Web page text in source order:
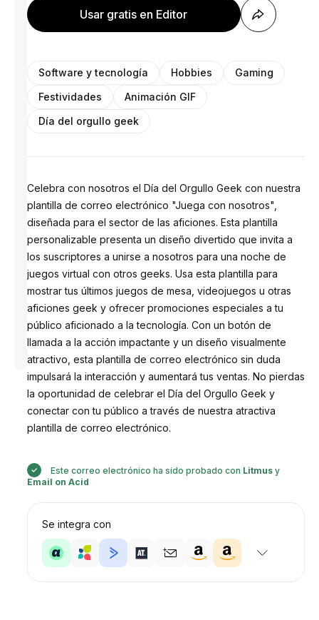
Diseñado
por
Usar gratis en Editor
Software y tecnología Hobbies
Gaming
Festividades
Animación GIF
Día del orgullo geek
Celebra con nosotros el Día del Orgullo Geek con nuestra
plantilla de correo electrónico "Juega con nosotros",
diseñada para el sector de las aficiones. Esta plantilla
personalizable presenta un diseño divertido que invita a
los suscriptores a unirse a nosotros para una noche de
juegos virtual con otros geeks. Usa esta plantilla para
mostrar tus últimos juegos de mesa, videojuegos u otras
aficiones geek y ofrecer promociones especiales a tu
público aficionado a la tecnología. Con un botón de
llamada a la acción impactante y un diseño visualmente
atractivo, esta plantilla de correo electrónico sin duda
impulsará la interacción y aumentará tus ventas. No pierdas
la oportunidad de celebrar el Día del Orgullo Geek y
conectar con tu público a través de nuestra atractiva
plantilla de correo electrónico.
Este correo electrónico ha sido probado con Litmusy
Email on Acid
Se integra con